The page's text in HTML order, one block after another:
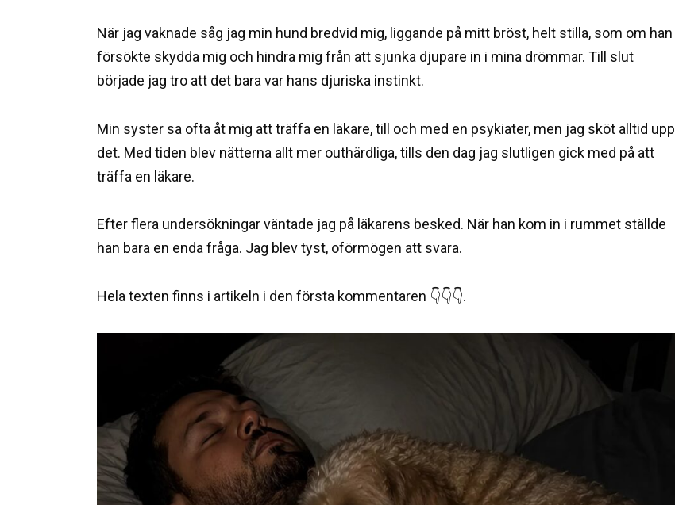
När jag vaknade såg jag min hund bredvid mig, liggande på mitt bröst, helt stilla, som om han
försökte skydda mig och hindra mig från att sjunka djupare in i mina drömmar. Till slut
började jag tro att det bara var hans djuriska instinkt.
Min syster sa ofta åt mig att träffa en läkare, till och med en psykiater, men jag sköt alltid upp
det. Med tiden blev nätterna allt mer outhärdliga, tills den dag jag slutligen gick med på att
träffa en läkare.
Efter flera undersökningar väntade jag på läkarens besked. När han kom in i rummet ställde
han bara en enda fråga. Jag blev tyst, oförmögen att svara.
Hela texten finns i artikeln i den första kommentaren 👇👇👇.